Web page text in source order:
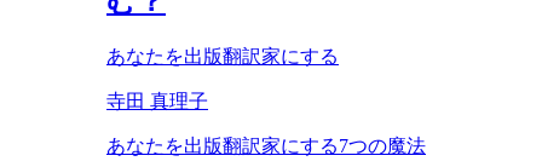
あなたを出版翻訳家にする
寺田 真理子
あなたを出版翻訳家にする7つの魔法